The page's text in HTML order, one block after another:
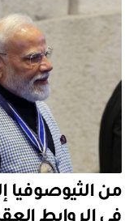
من الثيوصوفيا